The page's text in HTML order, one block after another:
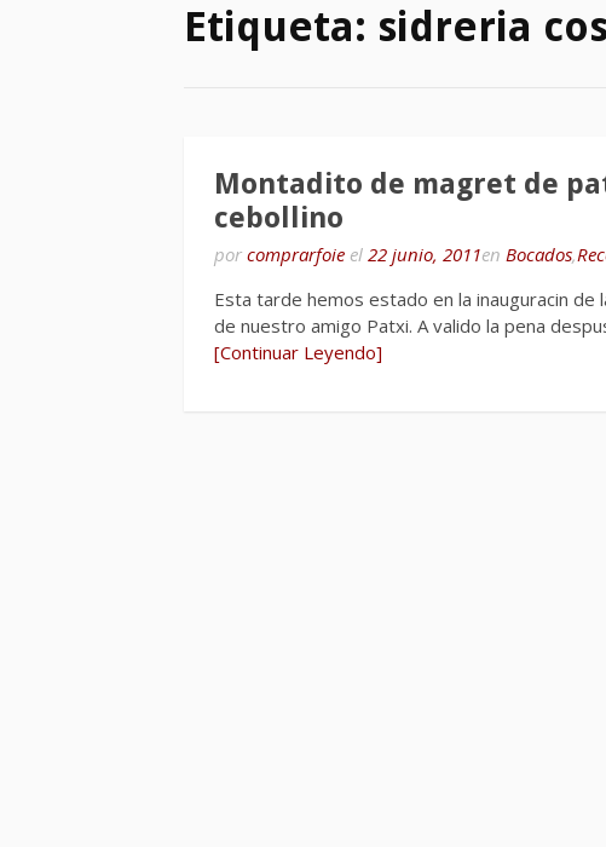
Etiqueta: sidreria
Montadito de magret de
cebollino
por comprarfoie el 22 junio, 2011en Bocados,
Esta tarde hemos estado en la inauguracin de
de nuestro amigo Patxi. A valido la pena
[Continuar Leyendo]